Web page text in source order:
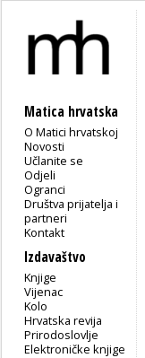
Matica hrvatska
O Matici hrvatskoj
Novosti
Učlanite se
Odjeli
Ogranci
Društva prijatelja i
partneri
Kontakt
Izdavaštvo
Knjige
Vijenac
Kolo
Hrvatska revija
Prirodoslovlje
Elektroničke knjige